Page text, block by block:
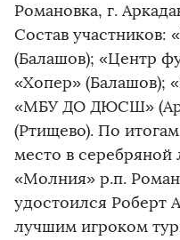
Романовка, г.
Состав участников:
(Балашов); «Центр
«Хопер» (Балашов);
«МБУ ДО ДЮСШ»
(Ртищево). По
место в серебряной
«Молния» р.п.
удостоился Роберт
лучшим игроком